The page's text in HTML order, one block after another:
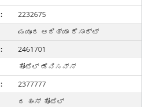
2232675
ಮಯೂರ ಆದಿತ್ಯಾ ರೆಸಾರ್ಟ್
2461701
ಹೋಟೆಲ್ ಡೆನಿಸನ್ಸ್
2377777
ದ ಹಂಸ್ ಹೋಟೆಲ್